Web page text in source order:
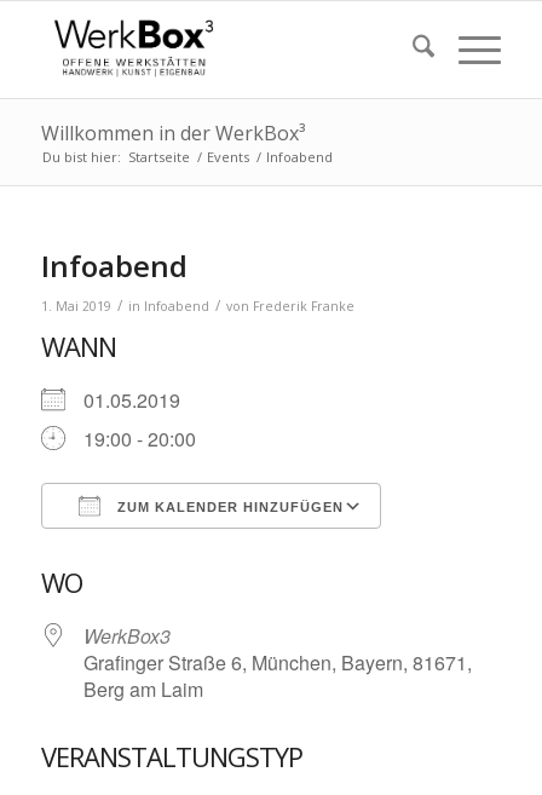
Willkommen in der WerkBox³
Du bist hier: Startseite / Events / Infoabend
Infoabend
1. Mai 2019 / in Infoabend / von Frederik Franke
WANN
01.05.2019
19:00 - 20:00
ZUM KALENDER HINZUFÜGEN
WO
WerkBox3
Grafinger Straße 6, München, Bayern, 81671,
Berg am Laim
VERANSTALTUNGSTYP